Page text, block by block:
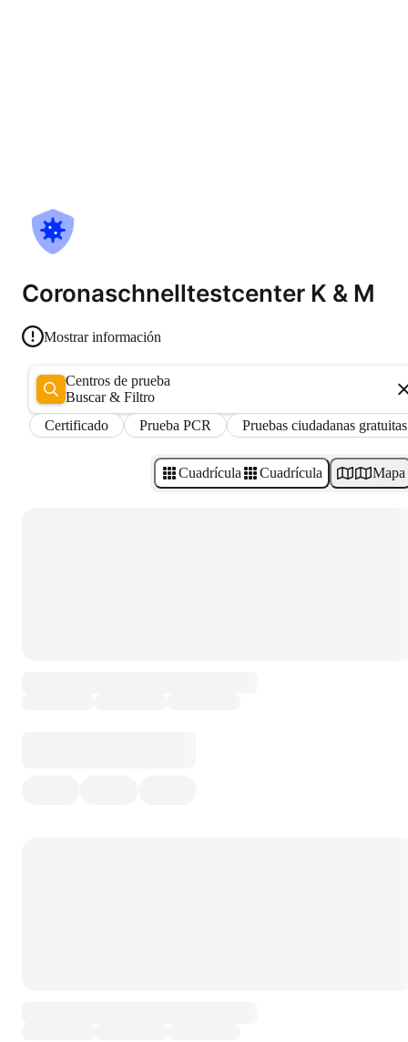
Coronaschnelltestcenter K & M
Mostrar información
Centros de prueba
Buscar & Filtro
Certificado
Prueba PCR Pruebas ciudadanas gratuitas
Cuadrícula Cuadrícula Mapa